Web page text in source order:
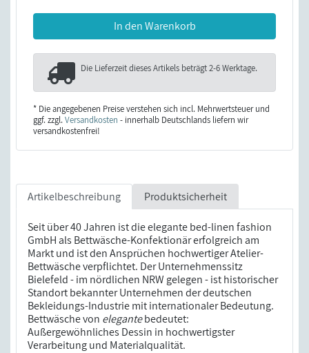
In den Warenkorb
Die Lieferzeit dieses Artikels beträgt2-6 Werktage.
* Die angegebenen Preise verstehen sich incl. Mehrwertsteuer und
ggf. zzgl.Versandkosten - innerhalb Deutschlands liefern wir
versandkostenfrei!
Artikelbeschreibung Produktsicherheit
Seit über 40 Jahren ist die elegante bed-linen fashion
GmbH als Bettwäsche-Konfektionär erfolgreich am
Markt und ist den Ansprüchen hochwertiger Atelier-
Bettwäsche verpflichtet. Der Unternehmenssitz
Bielefeld - im nördlichen NRW gelegen - ist historischer
Standort bekannter Unternehmen der deutschen
Bekleidungs-Industrie mit internationaler Bedeutung.
Bettwäsche von elegantebedeutet:
Außergewöhnliches Dessin in hochwertigster
Verarbeitung und Materialqualität.